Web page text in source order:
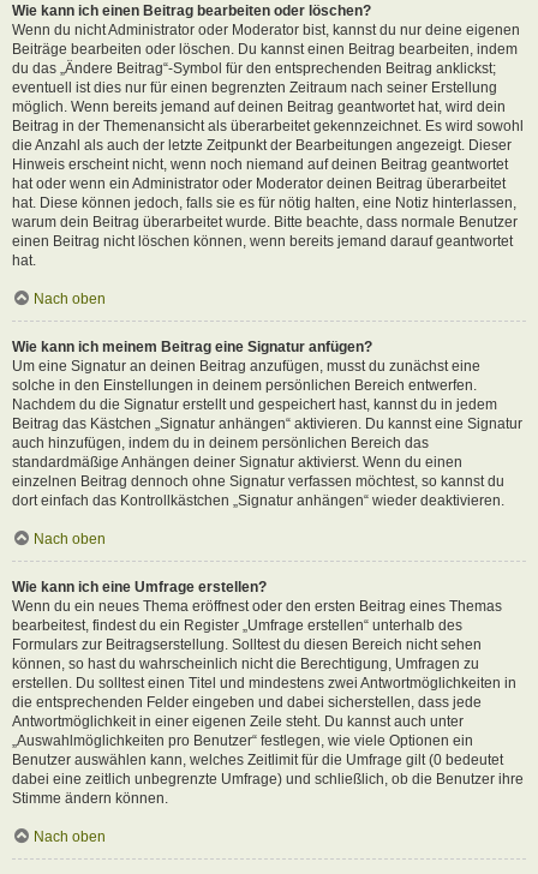
Wie kann ich einen Beitrag bearbeiten oder löschen?
Wenn du nicht Administrator oder Moderator bist, kannst du nur deine eigenen
Beiträge bearbeiten oder löschen. Du kannst einen Beitrag bearbeiten, indem
du das „Ändere Beitrag“-Symbol für den entsprechenden Beitrag anklickst;
eventuell ist dies nur für einen begrenzten Zeitraum nach seiner Erstellung
möglich. Wenn bereits jemand auf deinen Beitrag geantwortet hat, wird dein
Beitrag in der Themenansicht als überarbeitet gekennzeichnet. Es wird sowohl
die Anzahl als auch der letzte Zeitpunkt der Bearbeitungen angezeigt. Dieser
Hinweis erscheint nicht, wenn noch niemand auf deinen Beitrag geantwortet
hat oder wenn ein Administrator oder Moderator deinen Beitrag überarbeitet
hat. Diese können jedoch, falls sie es für nötig halten, eine Notiz hinterlassen,
warum dein Beitrag überarbeitet wurde. Bitte beachte, dass normale Benutzer
einen Beitrag nicht löschen können, wenn bereits jemand darauf geantwortet
hat.
Nach oben
Wie kann ich meinem Beitrag eine Signatur anfügen?
Um eine Signatur an deinen Beitrag anzufügen, musst du zunächst eine
solche in den Einstellungen in deinem persönlichen Bereich entwerfen.
Nachdem du die Signatur erstellt und gespeichert hast, kannst du in jedem
Beitrag das Kästchen „Signatur anhängen“ aktivieren. Du kannst eine Signatur
auch hinzufügen, indem du in deinem persönlichen Bereich das
standardmäßige Anhängen deiner Signatur aktivierst. Wenn du einen
einzelnen Beitrag dennoch ohne Signatur verfassen möchtest, so kannst du
dort einfach das Kontrollkästchen „Signatur anhängen“ wieder deaktivieren.
Nach oben
Wie kann ich eine Umfrage erstellen?
Wenn du ein neues Thema eröffnest oder den ersten Beitrag eines Themas
bearbeitest, findest du ein Register „Umfrage erstellen“ unterhalb des
Formulars zur Beitragserstellung. Solltest du diesen Bereich nicht sehen
können, so hast du wahrscheinlich nicht die Berechtigung, Umfragen zu
erstellen. Du solltest einen Titel und mindestens zwei Antwortmöglichkeiten in
die entsprechenden Felder eingeben und dabei sicherstellen, dass jede
Antwortmöglichkeit in einer eigenen Zeile steht. Du kannst auch unter
„Auswahlmöglichkeiten pro Benutzer“ festlegen, wie viele Optionen ein
Benutzer auswählen kann, welches Zeitlimit für die Umfrage gilt (0 bedeutet
dabei eine zeitlich unbegrenzte Umfrage) und schließlich, ob die Benutzer ihre
Stimme ändern können.
Nach oben